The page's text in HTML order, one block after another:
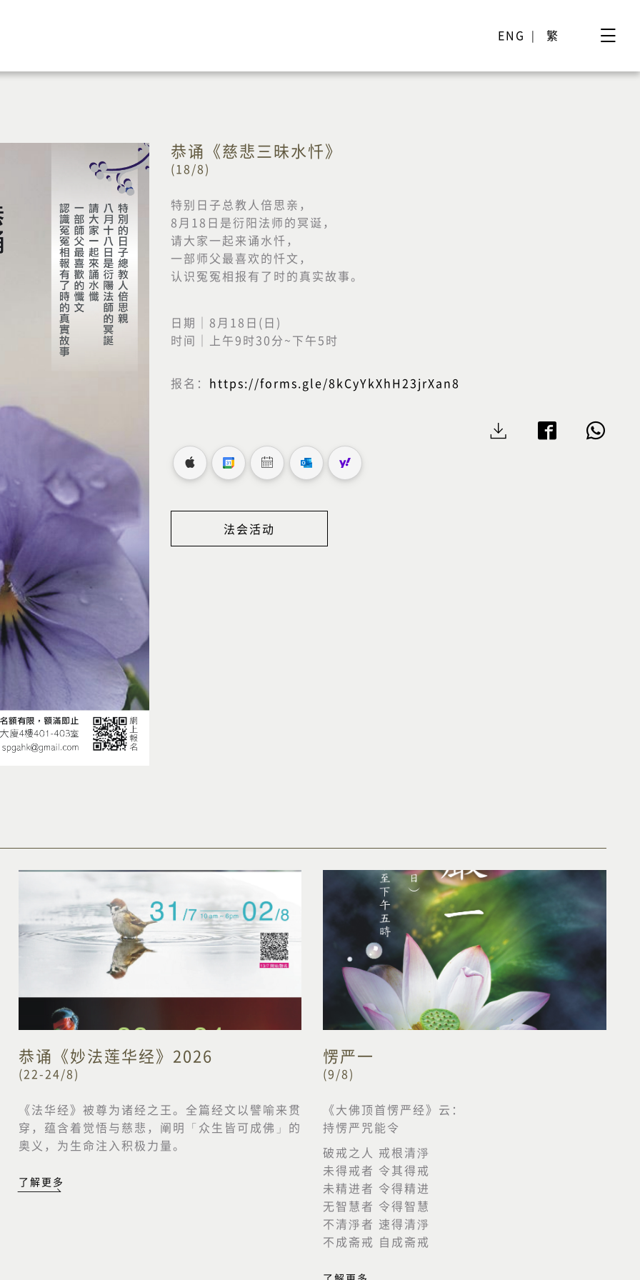
ENG 繁
恭诵《慈悲三昧水忏》
(18/8)
特别日子总教人倍思亲，
8月18日是衍阳法师的冥诞，
请大家一起来诵水忏，
一部师父最喜欢的忏文，
认识冤冤相报有了时的真实故事。
日期｜8月18日(日)
时间｜上午9时30分~下午5时
报名： https://forms.gle/8kCyYkXhH23jrXan8
法会活动
恭诵《妙法莲华经》2026
(22-24/8)
《法华经》被尊为诸经之王。全篇经文以譬喻来贯
穿，蕴含着觉悟与慈悲，阐明「众生皆可成佛」的
奥义，为生命注入积极力量。
了解更多
愣严一
(9/8)
《大佛顶首愣严经》云：
持愣严咒能令
破戒之人 戒根清淨
未得戒者 令其得戒
未精进者 令得精进
无智慧者 令得智慧
不清淨者 速得清淨
不成斋戒 自成斋戒